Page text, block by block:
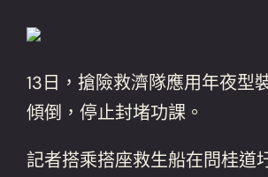
13日，搶險救濟隊應用年夜型
傾倒，停止封堵功課。
記者搭乘搭座救生船在問桂道